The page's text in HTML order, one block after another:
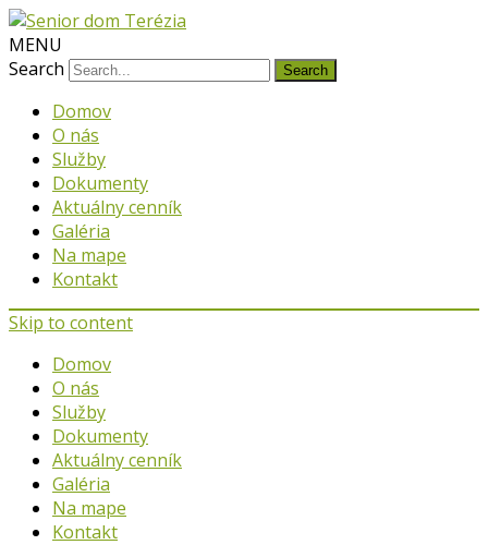
MENU
Search
Domov
O nás
Služby
Dokumenty
Aktuálny cenník
Galéria
Na mape
Kontakt
Skip to content
Domov
O nás
Služby
Dokumenty
Aktuálny cenník
Galéria
Na mape
Kontakt